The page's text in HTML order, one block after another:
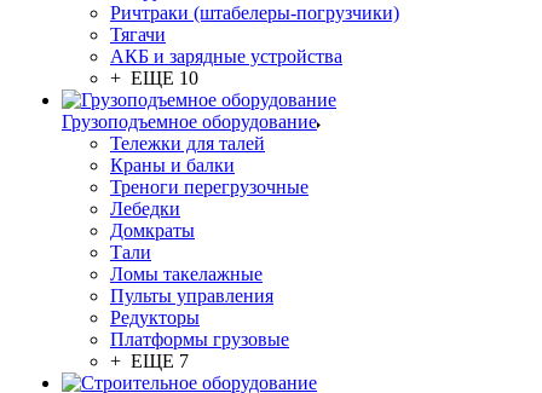
Ричтраки (штабелеры-погрузчики)
Тягачи
АКБ и зарядные устройства
+ ЕЩЕ 10
Грузоподъемное оборудование
Тележки для талей
Краны и балки
Треноги перегрузочные
Лебедки
Домкраты
Тали
Ломы такелажные
Пульты управления
Редукторы
Платформы грузовые
+ ЕЩЕ 7